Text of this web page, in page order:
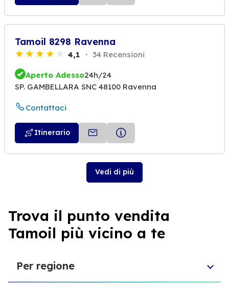
Tamoil 8298 Ravenna
4,1 34 Recensioni
Aperto Adesso24h/24
SP. GAMBELLARA SNC 48100 Ravenna
Contattaci
Itinerario
Vedi di più
Trova il punto vendita
Tamoil più vicino a te
Per regione